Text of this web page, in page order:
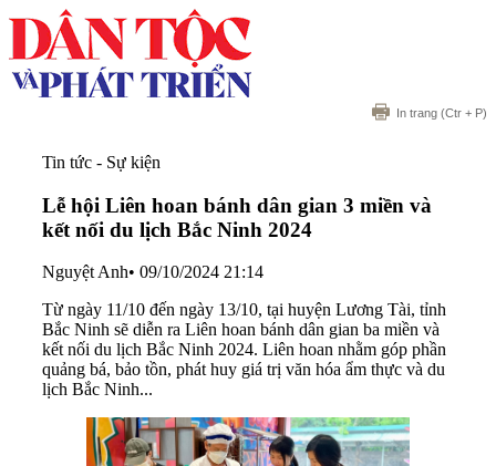
In trang (Ctr + P)
Tin tức - Sự kiện
Lễ hội Liên hoan bánh dân gian 3 miền và
kết nối du lịch Bắc Ninh 2024
Nguyệt Anh• 09/10/2024 21:14
Từ ngày 11/10 đến ngày 13/10, tại huyện Lương Tài, tỉnh
Bắc Ninh sẽ diễn ra Liên hoan bánh dân gian ba miền và
kết nối du lịch Bắc Ninh 2024. Liên hoan nhằm góp phần
quảng bá, bảo tồn, phát huy giá trị văn hóa ẩm thực và du
lịch Bắc Ninh...